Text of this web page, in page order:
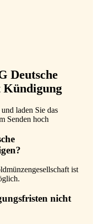
Deutsche
Kündigung
laden Sie das
Senden hoch
ist
nicht